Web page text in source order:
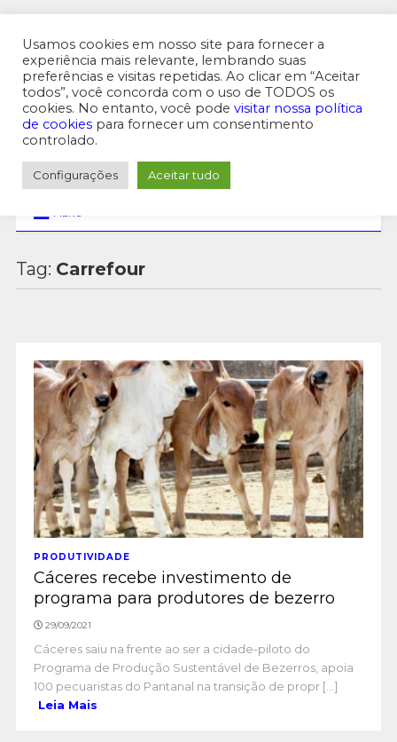
MENU
Tag: Carrefour
PRODUTIVIDADE
Cáceres recebe investimento de
programa para produtores de bezerro
29/09/2021
Cáceres saiu na frente ao ser a cidade-piloto do
Programa de Produção Sustentável de Bezerros, apoia
100 pecuaristas do Pantanal na transição de propr [...]
Leia Mais
Usamos cookies em nosso site para fornecer a
experiência mais relevante, lembrando suas
preferências e visitas repetidas. Ao clicar em “Aceitar
todos”, você concorda com o uso de TODOS os
cookies. No entanto, você pode visitar nossa política
de cookies para fornecer um consentimento
controlado.
Configurações Aceitar tudo